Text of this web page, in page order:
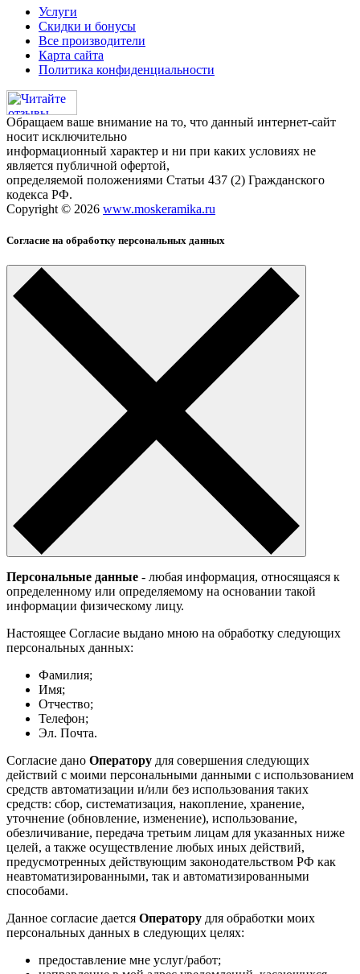
Услуги
Скидки и бонусы
Все производители
Карта сайта
Политика конфиденциальности
Обращаем ваше внимание на то, что данный интернет-сайт
носит исключительно
информационный характер и ни при каких условиях не
является публичной офертой,
определяемой положениями Статьи 437 (2) Гражданского
кодекса РФ.
Copyright © 2026 www.moskeramika.ru
Согласие на обработку персональных данных
Персональные данные - любая информация, относящаяся к
определенному или определяемому на основании такой
информации физическому лицу.
Настоящее Согласие выдано мною на обработку следующих
персональных данных:
Фамилия;
Имя;
Отчество;
Телефон;
Эл. Почта.
Согласие дано Оператору для совершения следующих
действий с моими персональными данными с использованием
средств автоматизации и/или без использования таких
средств: сбор, систематизация, накопление, хранение,
уточнение (обновление, изменение), использование,
обезличивание, передача третьим лицам для указанных ниже
целей, а также осуществление любых иных действий,
предусмотренных действующим законодательством РФ как
неавтоматизированными, так и автоматизированными
способами.
Данное согласие дается Оператору для обработки моих
персональных данных в следующих целях:
предоставление мне услуг/работ;